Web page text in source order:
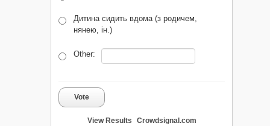
Дитина сидить вдома (з родичем,
нянею, ін.)
Other:
Vote
View Results Crowdsignal.com